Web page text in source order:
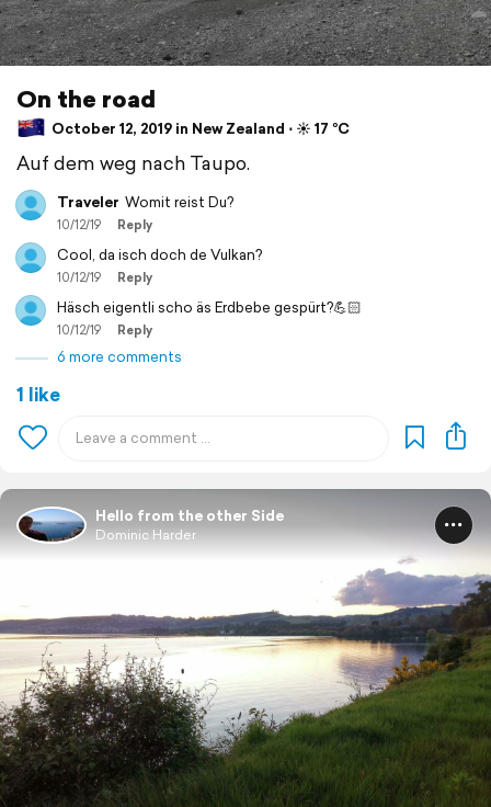
On the road
October 12, 2019 in New Zealand ⋅ ☀️ 17 °C
Auf dem weg nach Taupo.
Traveler Womit reist Du?
10/12/19 Reply
Cool, da isch doch de Vulkan?
10/12/19 Reply
Häsch eigentli scho äs Erdbebe gespürt?💪🏻
10/12/19 Reply
6 more comments
1 like
Hello from the other Side
Dominic Harder